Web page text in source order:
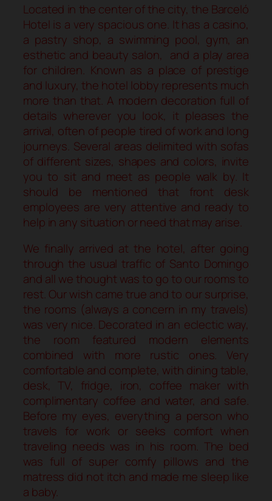
Located in the center of the city, the Barceló
Hotel is a very spacious one. It has a casino,
a pastry shop, a swimming pool, gym, an
esthetic and beauty salon, and a play area
for children. Known as a place of prestige
and luxury, the hotel lobby represents much
more than that. A modern decoration full of
details wherever you look, it pleases the
arrival, often of people tired of work and long
journeys. Several areas delimited with sofas
of different sizes, shapes and colors, invite
you to sit and meet as people walk by. It
should be mentioned that front desk
employees are very attentive and ready to
help in any situation or need that may arise.
We finally arrived at the hotel, after going
through the usual traffic of Santo Domingo
and all we thought was to go to our rooms to
rest. Our wish came true and to our surprise,
the rooms (always a concern in my travels)
was very nice. Decorated in an eclectic way,
the room featured modern elements
combined with more rustic ones. Very
comfortable and complete, with dining table,
desk, TV, fridge, iron, coffee maker with
complimentary coffee and water, and safe.
Before my eyes, everything a person who
travels for work or seeks comfort when
traveling needs was in his room. The bed
was full of super comfy pillows and the
matress did not itch and made me sleep like
a baby.